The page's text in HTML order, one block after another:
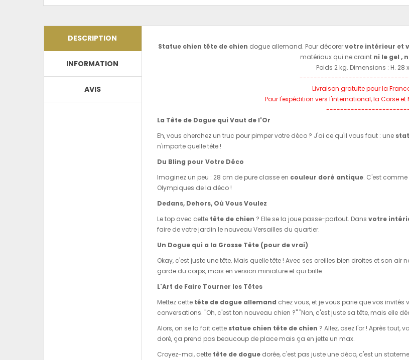
DESCRIPTION
INFORMATION
AVIS
Statue chien tête de chien dogue allemand. Pour décorervotre intérieur et
matériaux qui ne craint ni le gel ,
Poids 2 kg. Dimensions : H. 28
Livraison gratuite pour la
Pour l'expédition vers l'international, la Corse
La Tête de Dogue qui Vaut de l'Or
Eh, vous cherchez un truc pour pimper votre déco ? J'ai ce qu'il vous faut : une
n'importe quelle tête !
Du Bling pour Votre Déco
Imaginez un peu : 28 cm de pure classe en couleur doré antique. C'est
Olympiques de la déco !
Dedans, Dehors, Où Vous Voulez
Le top avec cette tête de chien ? Elle se la joue passe-partout. Dans votre
faire de votre jardin le nouveau Versailles du quartier.
Un Dogue qui a la Grosse Tête (pour de vrai)
Okay, c'est juste une tête. Mais quelle tête ! Avec ses oreilles bien droites et son air
garde du corps, mais en version miniature et qui brille.
L'Art de Faire Tourner les Têtes
Mettez cette tête de dogue allemand chez vous, et je vous parie que vos invités
conversations. "Oh, c'est ton nouveau chien ?" "Non, c'est juste sa tête, mais elle
Alors, on se la fait cette statue chien tête de chien ? Allez, osez l'or ! Après tout,
doré, ça prend pas beaucoup de place mais ça en jette un max.
Croyez-moi, cette tête de doguedorée, c'est pas juste une déco, c'est un